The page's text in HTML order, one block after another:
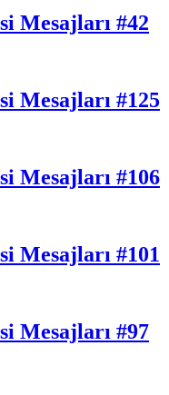
Mesajları #42
Mesajları #125
Mesajları #106
Mesajları #101
Mesajları #97